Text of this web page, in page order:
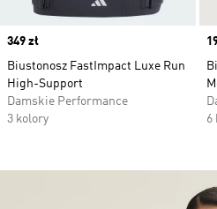
Price
349 zł
Biustonosz FastImpact Luxe Run
High-Support
Damskie Performance
3 kolory
6